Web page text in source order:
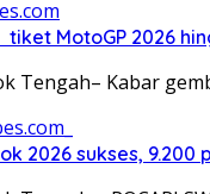
MotoGP 2026
Tengah– Kabar
2026 sukses,